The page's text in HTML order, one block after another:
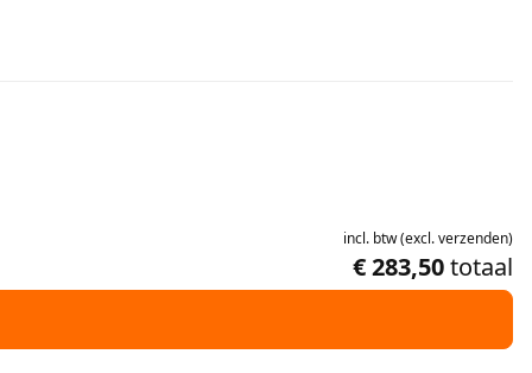
incl. btw(excl.verzenden)
€ 283,50totaal